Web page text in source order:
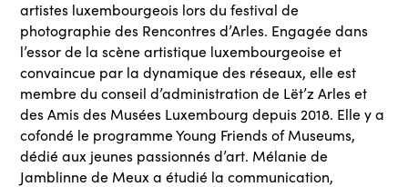
artistes luxembourgeois lors du festival de
photographie des Rencontres d’Arles. Engagée dans
l’essor de la scène artistique luxembourgeoise et
convaincue par la dynamique des réseaux, elle est
membre du conseil d’administration de Lët’z Arles et
des Amis des Musées Luxembourg depuis 2018. Elle y a
cofondé le programme Young Friends of Museums,
dédié aux jeunes passionnés d’art. Mélanie de
Jamblinne de Meux a étudié la communication,